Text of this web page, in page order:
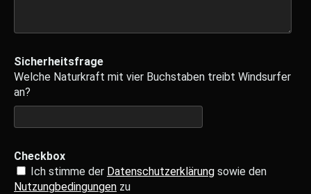
Sicherheitsfrage
Welche Naturkraft mit vier Buchstaben treibt Windsurfer
an?
Checkbox
Ich stimme der Datenschutzerklärung sowie den
Nutzungbedingungen zu